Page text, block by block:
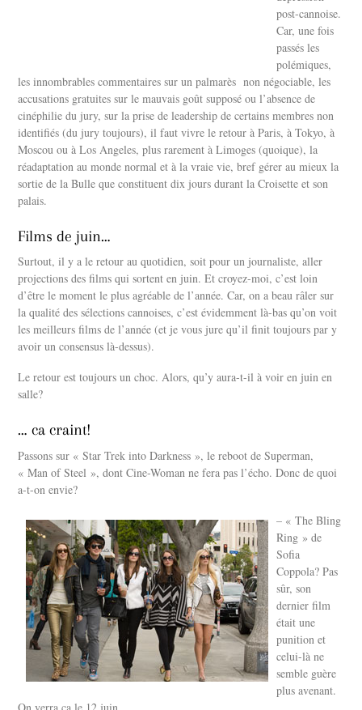
post-cannoise.
Car, une fois
passés les
polémiques,
les innombrables commentaires sur un palmarès non négociable, les
accusations gratuites sur le mauvais goût supposé ou l’absence de
cinéphilie du jury, sur la prise de leadership de certains membres non
identifiés (du jury toujours), il faut vivre le retour à Paris, à Tokyo, à
Moscou ou à Los Angeles, plus rarement à Limoges (quoique), la
réadaptation au monde normal et à la vraie vie, bref gérer au mieux la
sortie de la Bulle que constituent dix jours durant la Croisette et son
palais.
Films de juin…
Surtout, il y a le retour au quotidien, soit pour un journaliste, aller
projections des films qui sortent en juin. Et croyez-moi, c’est loin
d’être le moment le plus agréable de l’année. Car, on a beau râler sur
la qualité des sélections cannoises, c’est évidemment là-bas qu’on voit
les meilleurs films de l’année (et je vous jure qu’il finit toujours par y
avoir un consensus là-dessus).
Le retour est toujours un choc. Alors, qu’y aura-t-il à voir en juin en
salle?
… ca craint!
Passons sur « Star Trek into Darkness », le reboot de Superman,
« Man of Steel », dont Cine-Woman ne fera pas l’écho. Donc de quoi
a-t-on envie?
– « The Bling
Ring » de
Sofia
Coppola? Pas
sûr, son
dernier film
était une
punition et
celui-là ne
semble guère
plus avenant.